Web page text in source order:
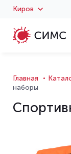
Киров
Главная
наборы